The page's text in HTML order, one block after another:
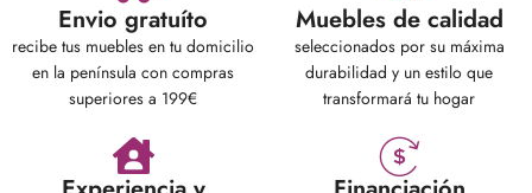
Envio gratuíto
recibe tus muebles en tu domicilio
en la península con compras
superiores a 199€
Muebles de calidad
seleccionados por su máxima
durabilidad y un estilo que
transformará tu hogar